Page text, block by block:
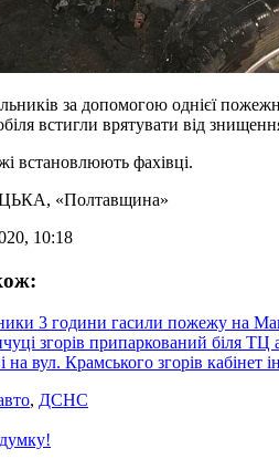
за допомогою однієї
встигли врятувати від
встановлюють фахівці.
, «Полтавщина»
10:18
3 години гасили пожежу на
згорів припаркований біля ТЦ
на вул. Крамського згорів кабінет
, ДСНС